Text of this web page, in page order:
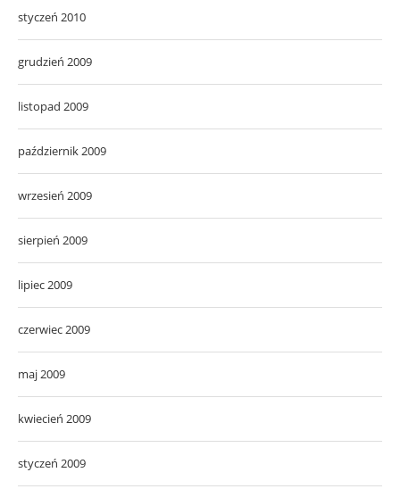
styczeń 2010
grudzień 2009
listopad 2009
październik 2009
wrzesień 2009
sierpień 2009
lipiec 2009
czerwiec 2009
maj 2009
kwiecień 2009
styczeń 2009